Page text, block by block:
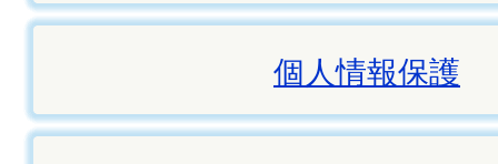
個人情報保護